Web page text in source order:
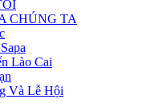
CHÚNG TA
Lào Cai
Và Lễ Hội